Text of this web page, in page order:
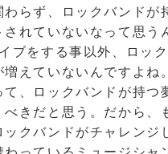
わらず、ロックバンドが
れていないなって思う
ブをする事以外、ロッ
増えていないんですよね
て、ロックバンドが持つ
きだと思う。だから、
ックバンドがチャレンジ